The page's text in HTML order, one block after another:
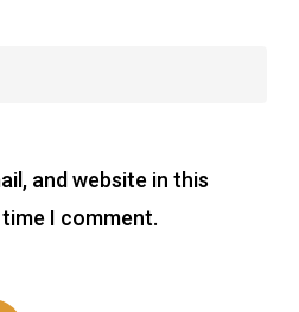
and website in this
I comment.